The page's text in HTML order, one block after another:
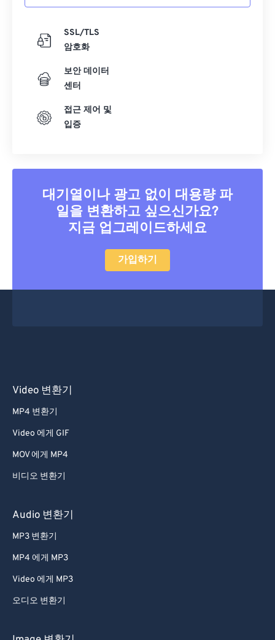
SSL/TLS
암호화
보안 데이터
센터
접근 제어 및
입증
대기열이나 광고 없이 대용량 파
일을 변환하고 싶으신가요?
지금 업그레이드하세요
가입하기
Video 변환기
MP4 변환기
Video 에게 GIF
MOV 에게 MP4
비디오 변환기
Audio 변환기
MP3 변환기
MP4 에게 MP3
Video 에게 MP3
오디오 변환기